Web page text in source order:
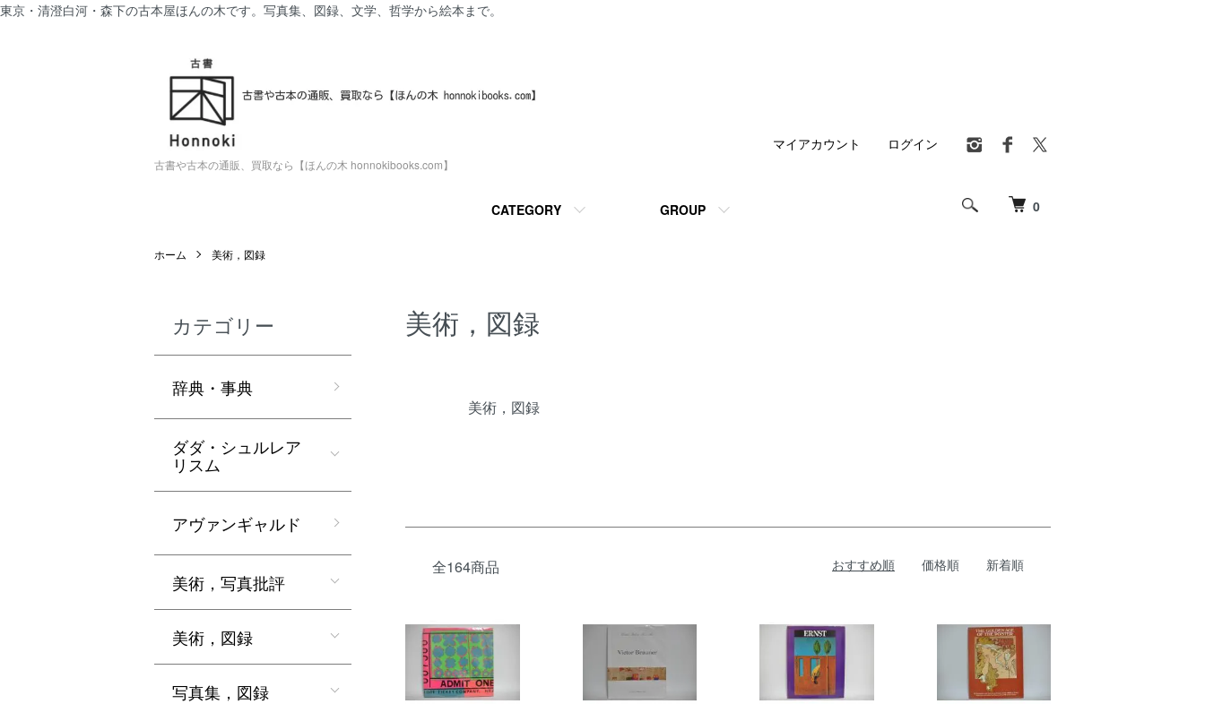
東京・清澄白河・森下の古本屋ほんの木です。写真集、図録、文学、哲学から絵本まで。
古書や古本の通販、買取なら【ほんの木 honnokibooks.com】
0
CATEGORY GROUP
マイアカウント ログイン
ホーム 美術，図録
美術，図録
美術，図録
全164商品 おすすめ順 価格順 新着順
カテゴリー
辞典・事典
ダダ・シュルレア
リスム
アヴァンギャルド
美術，写真批評
美術，図録
写真集，図録